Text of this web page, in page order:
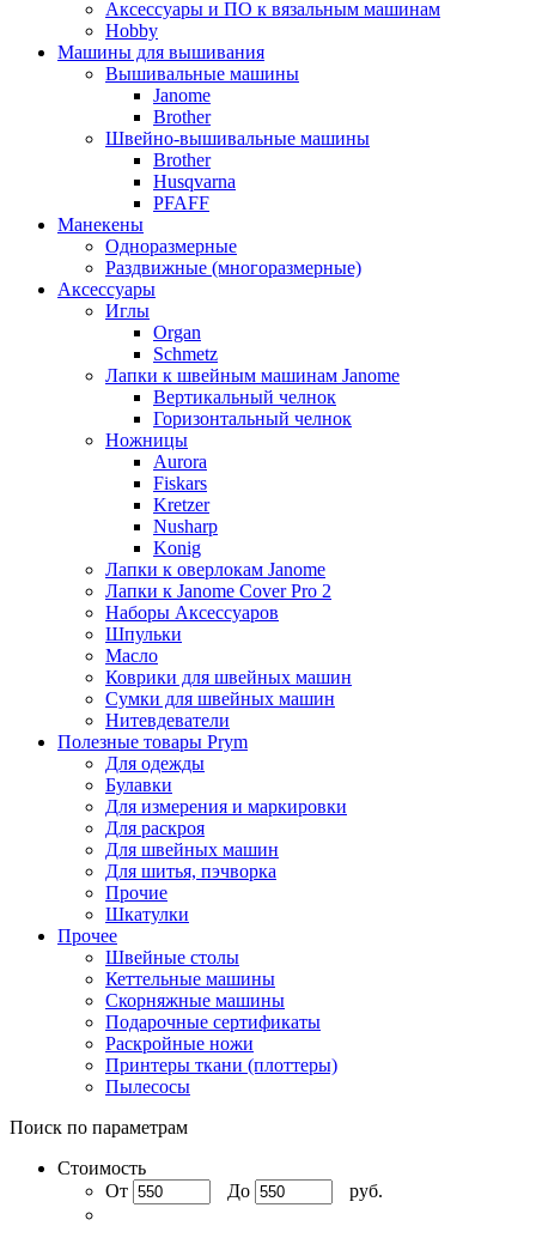
Аксессуары и ПО к вязальным машинам
Hobby
Машины для вышивания
Вышивальные машины
Janome
Brother
Швейно-вышивальные машины
Brother
Husqvarna
PFAFF
Манекены
Одноразмерные
Раздвижные (многоразмерные)
Аксессуары
Иглы
Organ
Schmetz
Лапки к швейным машинам Janome
Вертикальный челнок
Горизонтальный челнок
Ножницы
Aurora
Fiskars
Kretzer
Nusharp
Konig
Лапки к оверлокам Janome
Лапки к Janome Cover Pro 2
Наборы Аксессуаров
Шпульки
Масло
Коврики для швейных машин
Сумки для швейных машин
Нитевдеватели
Полезные товары Prym
Для одежды
Булавки
Для измерения и маркировки
Для раскроя
Для швейных машин
Для шитья, пэчворка
Прочие
Шкатулки
Прочее
Швейные столы
Кеттельные машины
Скорняжные машины
Подарочные сертификаты
Раскройные ножи
Принтеры ткани (плоттеры)
Пылесосы
Поиск по параметрам
Стоимость
От
До руб.